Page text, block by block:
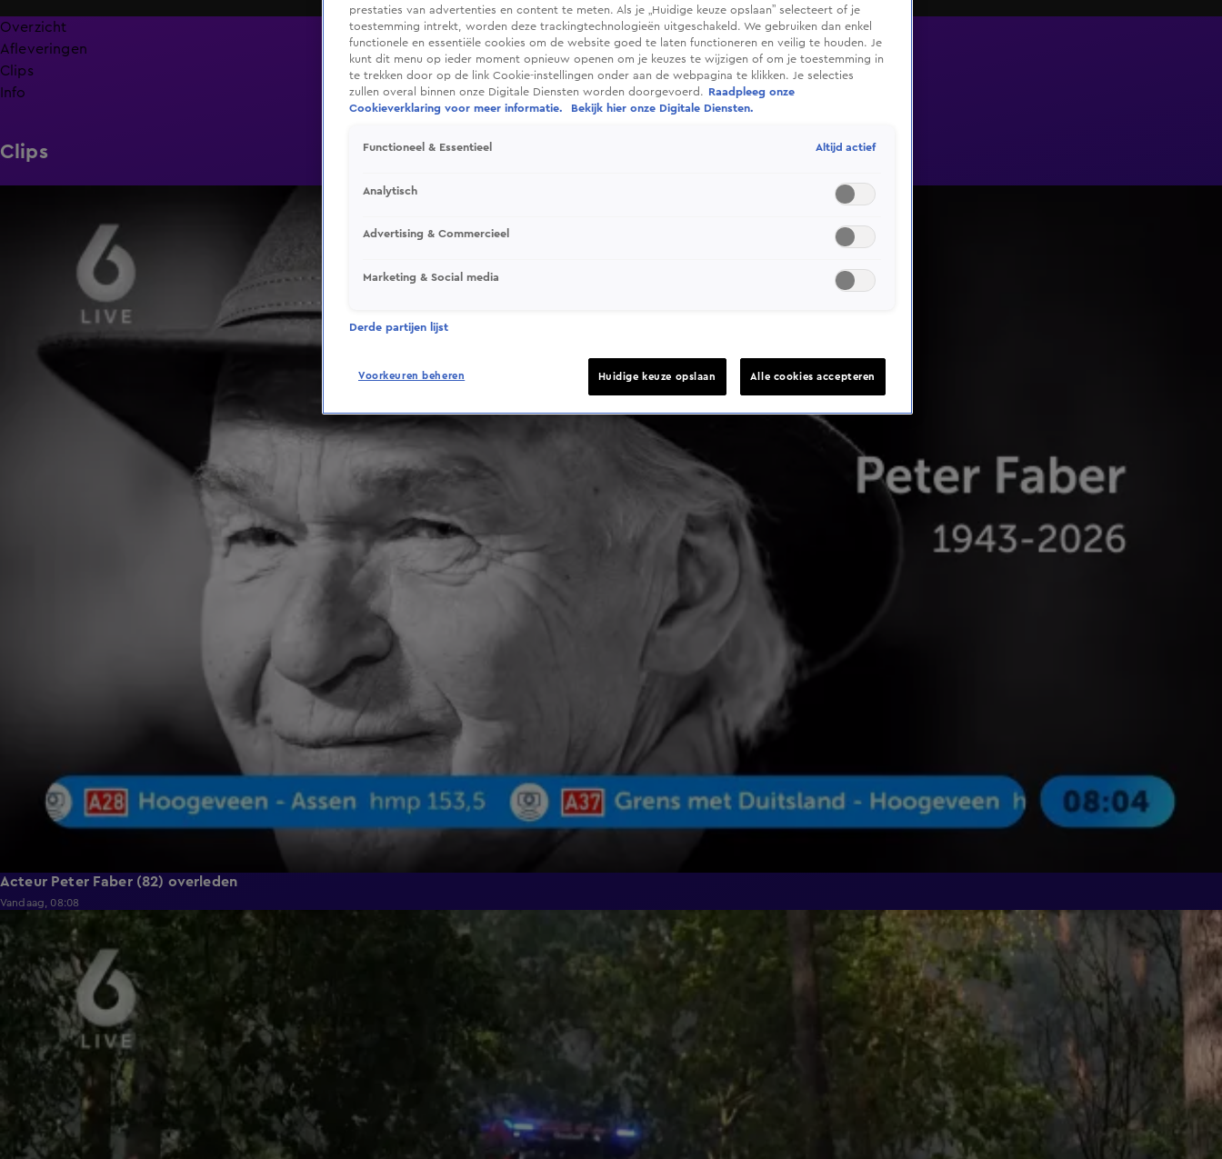
Overzicht
Afleveringen
Clips
Info
Clips
Acteur Peter Faber (82) overleden
Vandaag, 08:08
prestaties van advertenties en content te meten. Als je „Huidige keuze opslaan” selecteert of je
toestemming intrekt, worden deze trackingtechnologieën uitgeschakeld. We gebruiken dan enkel
functionele en essentiële cookies om de website goed te laten functioneren en veilig te houden. Je
kunt dit menu op ieder moment opnieuw openen om je keuzes te wijzigen of om je toestemming in
te trekken door op de link Cookie-instellingen onder aan de webpagina te klikken. Je selecties
zullen overal binnen onze Digitale Diensten worden doorgevoerd.
Raadpleeg onze
Cookieverklaring voor meer informatie.
Bekijk hier onze Digitale Diensten.
Functioneel & Essentieel Altijd actief
Analytisch
Advertising & Commercieel
Marketing & Social media
Derde partijen lijst
Voorkeuren beheren Huidige keuze opslaan Alle cookies accepteren